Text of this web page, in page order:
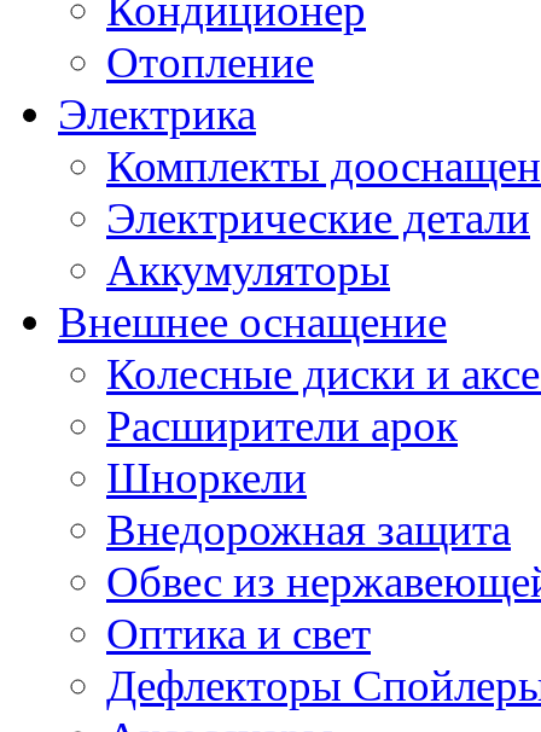
Кондиционер
Отопление
Электрика
Комплекты
Электрические детали
Аккумуляторы
Внешнее оснащение
Колесные диски и
Расширители арок
Шноркели
Внедорожная защита
Обвес из
Оптика и свет
Дефлекторы